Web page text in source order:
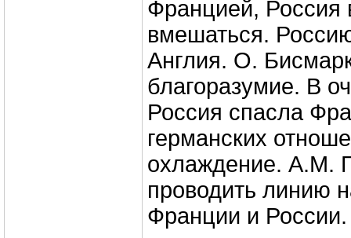
Францией, Россия
вмешаться.
Англия. О.
благоразумие. В
Россия спасла
германских
охлаждение. А.М.
проводить линию
Франции и России.